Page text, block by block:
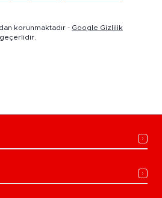
korunmaktadır - Google Gizlilik
geçerlidir.